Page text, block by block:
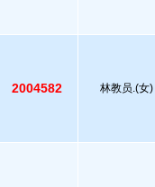
2004582 林教员.(女)